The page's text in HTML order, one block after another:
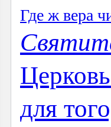
Где ж вера
для